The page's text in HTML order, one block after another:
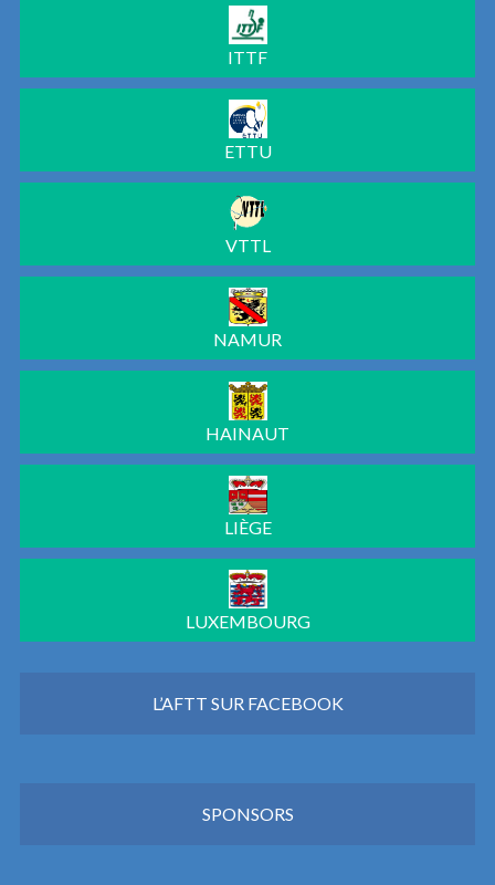
ITTF
ETTU
VTTL
NAMUR
HAINAUT
LIÈGE
LUXEMBOURG
L’AFTT SUR FACEBOOK
SPONSORS